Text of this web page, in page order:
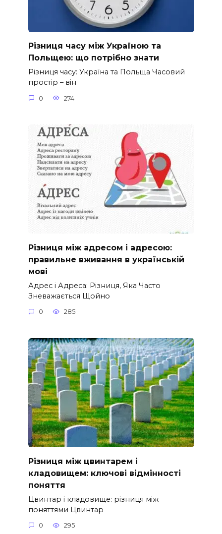
Різниця часу між Україною та
Польщею: що потрібно знати
Різниця часу: Україна та Польща Часовий
простір – він
0 274
Різниця між адресом і адресою:
правильне вживання в українській
мові
Адрес і Адреса: Різниця, Яка Часто
Зневажається Щойно
0 285
Різниця між цвинтарем і
кладовищем: ключові відмінності
поняття
Цвинтар і кладовище: різниця між
поняттями Цвинтар
0 295